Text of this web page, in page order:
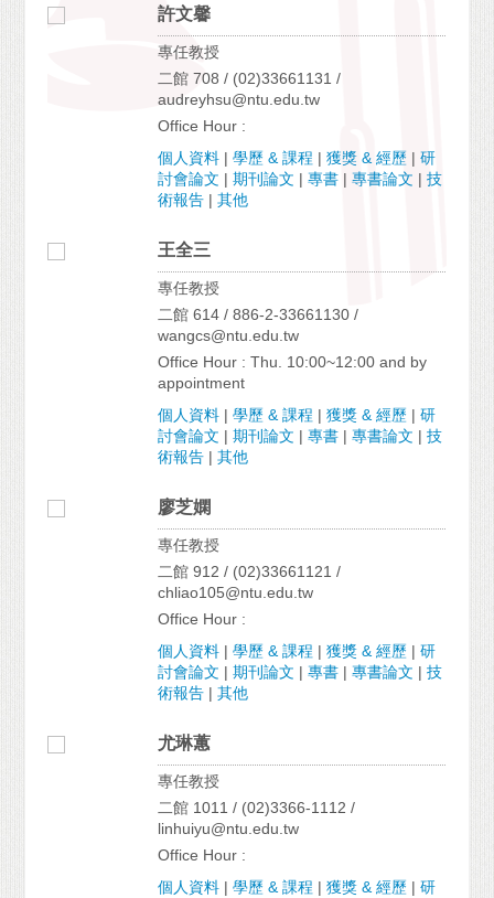
許文馨
專任教授
二館 708 / (02)33661131 /
audreyhsu@ntu.edu.tw
Office Hour :
個人資料 |學歷 & 課程 |獲獎 & 經歷 |研
討會論文 |期刊論文 |專書 |專書論文 |技
術報告 |其他
王全三
專任教授
二館 614 / 886-2-33661130 /
wangcs@ntu.edu.tw
Office Hour : Thu. 10:00~12:00 and by
appointment
個人資料 |學歷 & 課程 |獲獎 & 經歷 |研
討會論文 |期刊論文 |專書 |專書論文 |技
術報告 |其他
廖芝嫻
專任教授
二館 912 / (02)33661121 /
chliao105@ntu.edu.tw
Office Hour :
個人資料 |學歷 & 課程 |獲獎 & 經歷 |研
討會論文 |期刊論文 |專書 |專書論文 |技
術報告 |其他
尤琳蕙
專任教授
二館 1011 / (02)3366-1112 /
linhuiyu@ntu.edu.tw
Office Hour :
個人資料 |學歷 & 課程 |獲獎 & 經歷 |研